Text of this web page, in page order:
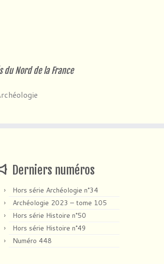
du Nord de la France
Derniers numéros
Hors série Archéologie n°34
Archéologie 2023 – tome 105
Hors série Histoire n°50
Hors série Histoire n°49
Numéro 448